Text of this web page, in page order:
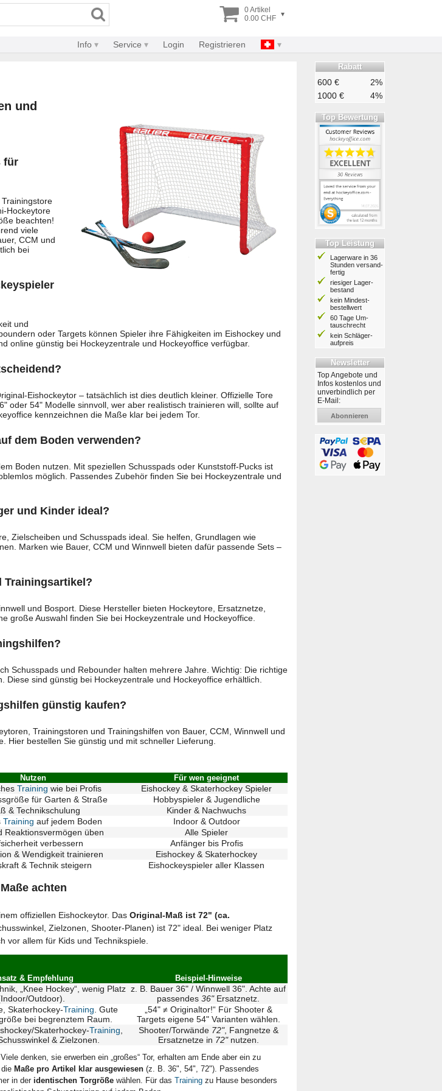
0 Artikel
0.00 CHF ▾
Info Service Login Registrieren
und
für
Hockeytore
beachten!
viele
CCM und
bei
und
oder Targets können Spieler ihre Fähigkeiten im Eishockey und
online günstig bei Hockeyzentrale und Hockeyoffice verfügbar.
Eishockeytor – tatsächlich ist dies deutlich kleiner. Offizielle Tore
oder 54" Modelle sinnvoll, wer aber realistisch trainieren will, sollte auf
kennzeichnen die Maße klar bei jedem Tor.
dem Boden verwenden?
Boden nutzen. Mit speziellen Schusspads oder Kunststoff-Pucks ist
möglich. Passendes Zubehör finden Sie bei Hockeyzentrale und
und Kinder ideal?
Zielscheiben und Schusspads ideal. Sie helfen, Grundlagen wie
Marken wie Bauer, CCM und Winnwell bieten dafür passende Sets –
Trainingsartikel?
und Bosport. Diese Hersteller bieten Hockeytore, Ersatznetze,
große Auswahl finden Sie bei Hockeyzentrale und Hockeyoffice.
Schusspads und Rebounder halten mehrere Jahre. Wichtig: Die richtige
sind günstig bei Hockeyzentrale und Hockeyoffice erhältlich.
günstig kaufen?
Trainingstoren und Trainingshilfen von Bauer, CCM, Winnwell und
Hier bestellen Sie günstig und mit schneller Lieferung.
Nutzen Für wen geeignet
Training wie bei Profis
Eishockey & Skaterhockey Spieler
für Garten & Straße
Hobbyspieler & Jugendliche
& Technikschulung
Kinder & Nachwuchs
Training auf jedem Boden
Indoor & Outdoor
Reaktionsvermögen üben
Alle Spieler
verbessern
Anfänger bis Profis
& Wendigkeit trainieren
Eishockey & Skaterhockey
& Technik steigern Eishockeyspieler aller Klassen
achten
offiziellen Eishockeytor. Das Original-Maß ist 72" (ca.
Zielzonen, Shooter-Planen) ist 72" ideal. Bei weniger Platz
vor allem für Kids und Technikspiele.
& Empfehlung Beispiel-Hinweise
„Knee Hockey“, wenig Platz
Outdoor).
z. B. Bauer 36" / Winnwell 36". Achte auf
passendes 36"Ersatznetz.
Skaterhockey-Training . Gute
bei begrenztem Raum.
„54" ≠ Originaltor!“ Für Shooter &
Targets eigene 54" Varianten wählen.
Skaterhockey-Training
& Zielzonen.
Shooter/Torwände 72", Fangnetze &
Ersatznetze in 72"nutzen.
denken, sie erwerben ein „großes“ Tor, erhalten am Ende aber ein zu
Maße pro Artikel klar ausgewiesen (z. B. 36", 54", 72"). Passendes
in der identischen Torgröße wählen. Für das Training zu Hause besonders
Rabatt
600 €
2%
1000 €
4%
Top Bewertung
Top Leistung
Lagerware in 36
Stunden ver­sand­
fertig
riesiger Lager­
bestand
kein Mindest­
bestell­wert
60 Tage Um­
tausch­recht
kein Schläger­
aufpreis
Newsletter
Top Angebote und
Infos kostenlos und
unverbindlich per
E-Mail:
Abonnieren